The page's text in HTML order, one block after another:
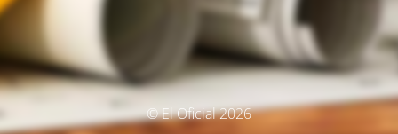
© El Oficial 2026